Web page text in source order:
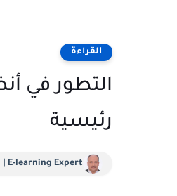
القراءة
التطور في
رئيسية
| E-learning Expert